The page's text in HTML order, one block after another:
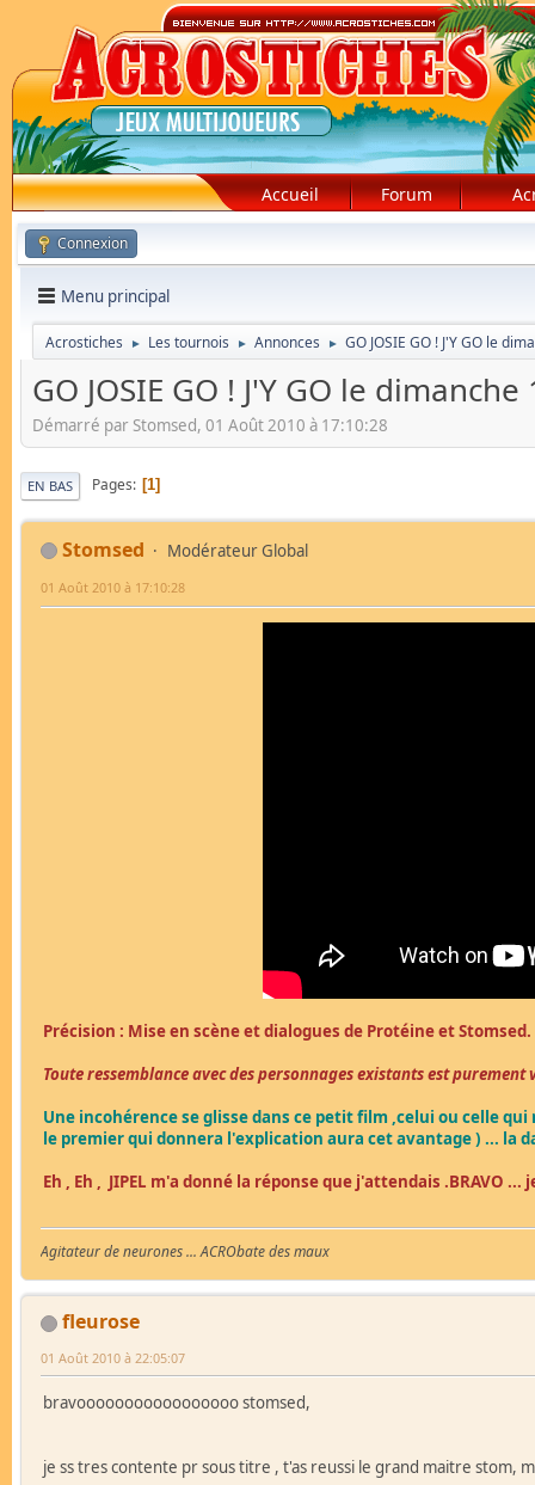
Accueil Forum
Connexion
Menu principal
Acrostiches ► Les tournois ► Annonces ► GO JOSIE GO ! J'Y GO le
GO JOSIE GO ! J'Y GO le
Démarré par Stomsed, 01 Août 2010 à 17:10:28
EN BAS Pages 1
Stomsed Modérateur Global
01 Août 2010 à 17:10:28
Précision : Mise en scène et dialogues de Protéine et Stomsed.
Toute ressemblance avec des personnages existants est
Une incohérence se glisse dans ce petit film ,celui ou celle
le premier qui donnera l'explication aura cet avantage ) ... la
Eh , Eh , JIPEL m'a donné la réponse que j'attendais .BRAVO
Agitateur de neurones ... ACRObate des maux
fleurose
01 Août 2010 à 22:05:07
bravooooooooooooooooo stomsed,
je ss tres contente pr sous titre , t'as reussi le grand maitre